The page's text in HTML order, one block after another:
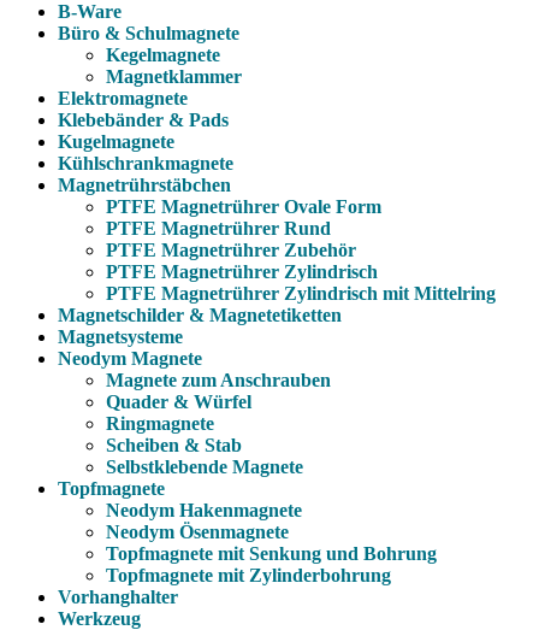
B-Ware
Büro & Schulmagnete
Kegelmagnete
Magnetklammer
Elektromagnete
Klebebänder & Pads
Kugelmagnete
Kühlschrankmagnete
Magnetrührstäbchen
PTFE Magnetrührer Ovale Form
PTFE Magnetrührer Rund
PTFE Magnetrührer Zubehör
PTFE Magnetrührer Zylindrisch
PTFE Magnetrührer Zylindrisch mit Mittelring
Magnetschilder & Magnetetiketten
Magnetsysteme
Neodym Magnete
Magnete zum Anschrauben
Quader & Würfel
Ringmagnete
Scheiben & Stab
Selbstklebende Magnete
Topfmagnete
Neodym Hakenmagnete
Neodym Ösenmagnete
Topfmagnete mit Senkung und Bohrung
Topfmagnete mit Zylinderbohrung
Vorhanghalter
Werkzeug